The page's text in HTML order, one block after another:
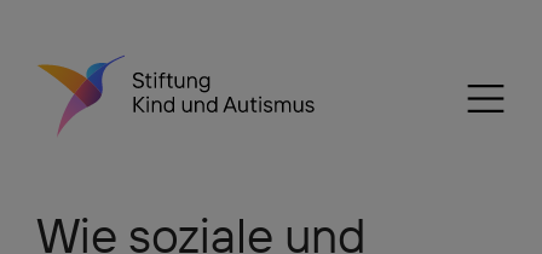
Wie soziale und